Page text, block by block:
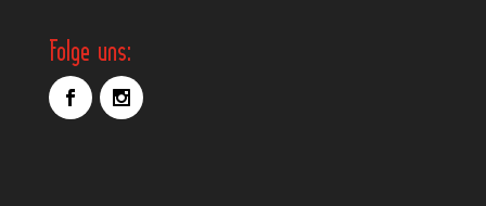
Folge uns: